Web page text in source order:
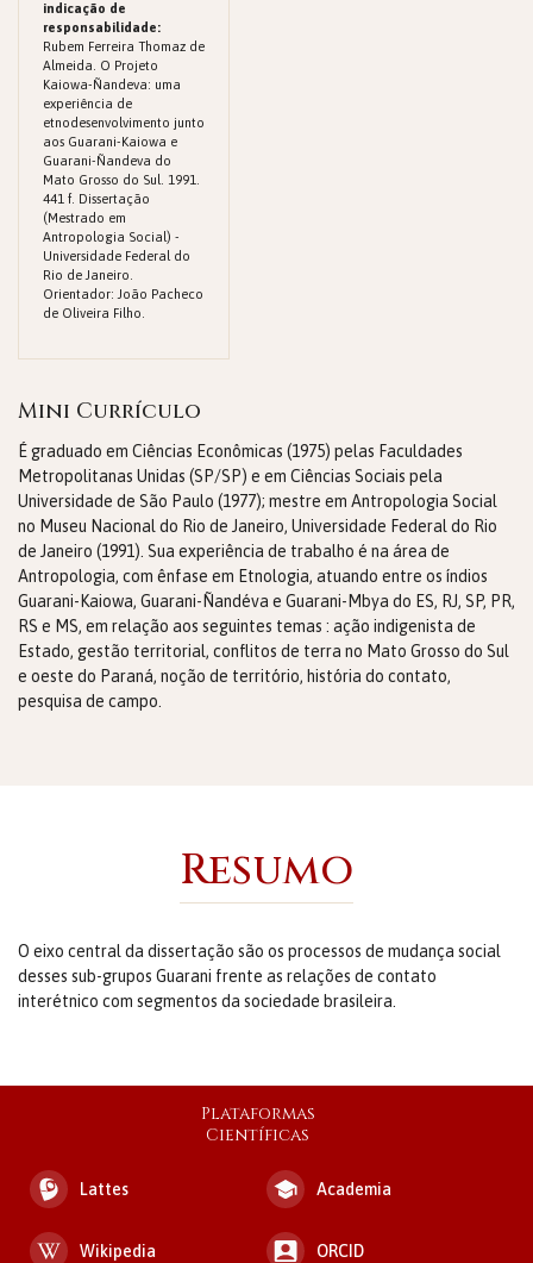
indicação de
responsabilidade:
Rubem Ferreira Thomaz de
Almeida. O Projeto
Kaiowa-Ñandeva: uma
experiência de
etnodesenvolvimento junto
aos Guarani-Kaiowa e
Guarani-Ñandeva do
Mato Grosso do Sul. 1991.
441 f. Dissertação
(Mestrado em
Antropologia Social) -
Universidade Federal do
Rio de Janeiro.
Orientador: João Pacheco
de Oliveira Filho.
Mini Currículo
É graduado em Ciências Econômicas (1975) pelas Faculdades
Metropolitanas Unidas (SP/SP) e em Ciências Sociais pela
Universidade de São Paulo (1977); mestre em Antropologia Social
no Museu Nacional do Rio de Janeiro, Universidade Federal do Rio
de Janeiro (1991). Sua experiência de trabalho é na área de
Antropologia, com ênfase em Etnologia, atuando entre os índios
Guarani-Kaiowa, Guarani-Ñandéva e Guarani-Mbya do ES, RJ, SP, PR,
RS e MS, em relação aos seguintes temas : ação indigenista de
Estado, gestão territorial, conflitos de terra no Mato Grosso do Sul
e oeste do Paraná, noção de território, história do contato,
pesquisa de campo.
Resumo
O eixo central da dissertação são os processos de mudança social
desses sub-grupos Guarani frente as relações de contato
interétnico com segmentos da sociedade brasileira.
Plataformas
Científicas
Lattes Academia
Wikipedia ORCID